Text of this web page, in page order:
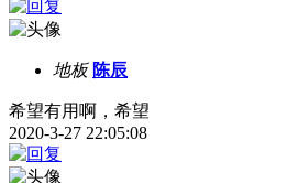
地板 陈辰
希望有用啊，希望
2020-3-27 22:05:08